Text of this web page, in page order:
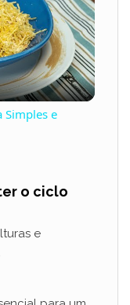
Simples e
o ciclo
e